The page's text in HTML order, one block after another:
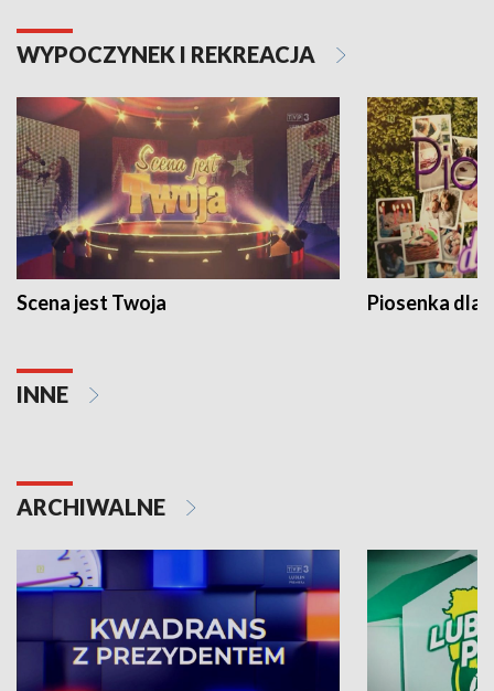
WYPOCZYNEK I REKREACJA
Scena jest Twoja Piosenka dla
INNE
ARCHIWALNE